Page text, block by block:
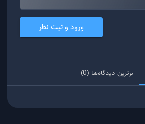
ورود و ثبت نظر
برترین دیدگاه‌ها (0)